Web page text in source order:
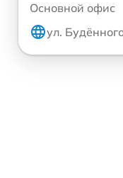
Основной офис
ул.